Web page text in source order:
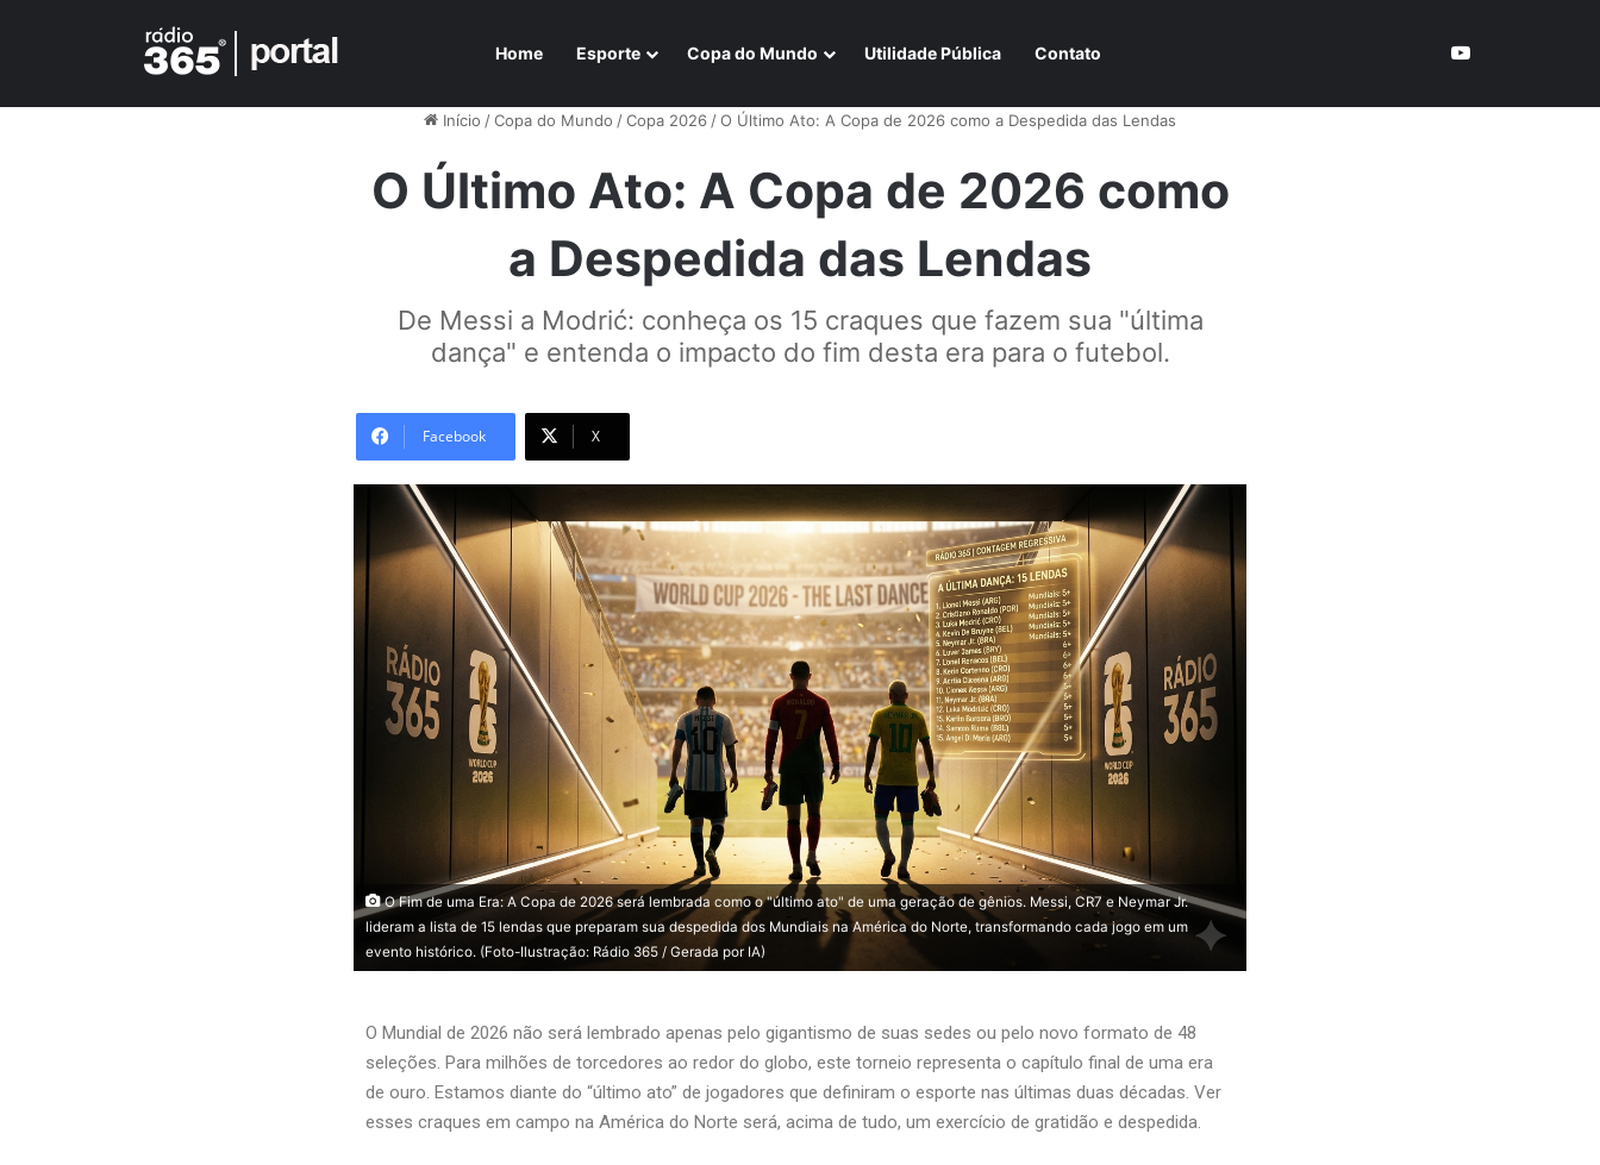
Home Esporte Copa do Mundo Utilidade Pública Contato
Início /Copa do Mundo /Copa 2026 /O Último Ato: A Copa de 2026 como a Despedida das Lendas
O Último Ato: A Copa de 2026 como
a Despedida das Lendas
De Messi a Modrić: conheça os 15 craques que fazem sua "última
dança" e entenda o impacto do fim desta era para o futebol.
Facebook X
O Fim de uma Era: A Copa de 2026 será lembrada como o "último ato" de uma geração de gênios. Messi, CR7 e Neymar Jr.
lideram a lista de 15 lendas que preparam sua despedida dos Mundiais na América do Norte, transformando cada jogo em um
evento histórico. (Foto-Ilustração: Rádio 365 / Gerada por IA)
O Mundial de 2026 não será lembrado apenas pelo gigantismo de suas sedes ou pelo novo formato de 48
seleções. Para milhões de torcedores ao redor do globo, este torneio representa o capítulo final de uma era
de ouro. Estamos diante do “último ato” de jogadores que definiram o esporte nas últimas duas décadas. Ver
esses craques em campo na América do Norte será, acima de tudo, um exercício de gratidão e despedida.